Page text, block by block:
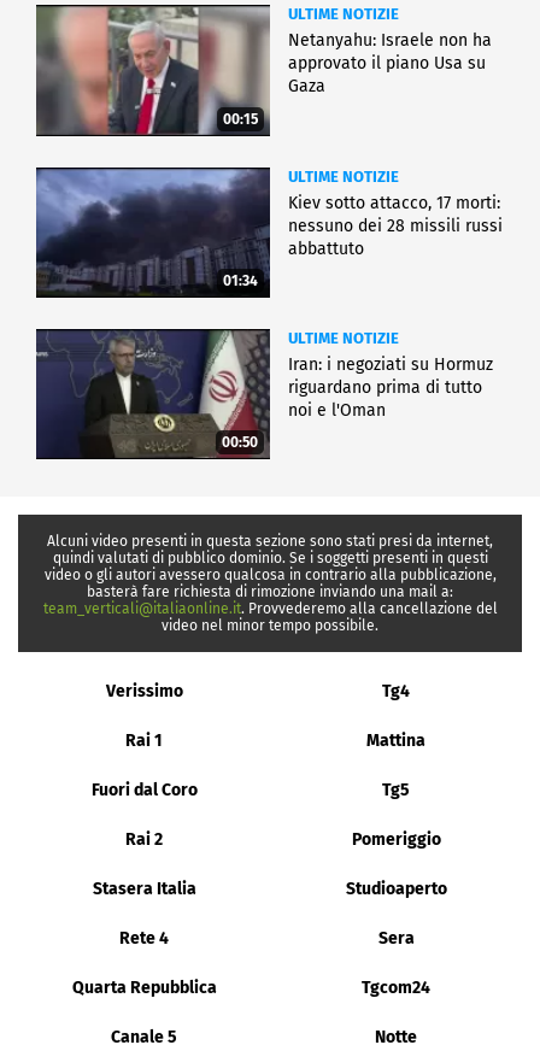
00:15
ULTIME NOTIZIE
Netanyahu: Israele non ha
approvato il piano Usa su
Gaza
01:34
ULTIME NOTIZIE
Kiev sotto attacco, 17 morti:
nessuno dei 28 missili russi
abbattuto
00:50
ULTIME NOTIZIE
Iran: i negoziati su Hormuz
riguardano prima di tutto
noi e l'Oman
Alcuni video presenti in questa sezione sono stati presi da internet,
quindi valutati di pubblico dominio. Se i soggetti presenti in questi
video o gli autori avessero qualcosa in contrario alla pubblicazione,
basterà fare richiesta di rimozione inviando una mail a:
team_verticali@italiaonline.it. Provvederemo alla cancellazione del
video nel minor tempo possibile.
Verissimo Tg4
Rai 1 Mattina
Fuori dal Coro Tg5
Rai 2 Pomeriggio
Stasera Italia Studioaperto
Rete 4 Sera
Quarta Repubblica Tgcom24
Canale 5 Notte